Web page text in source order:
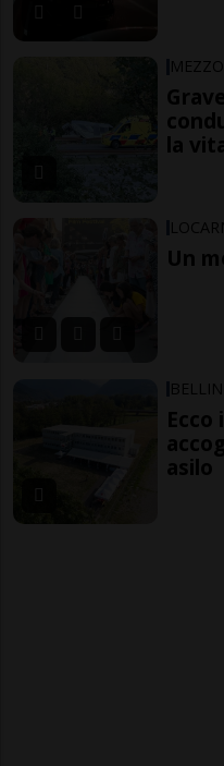
la
Un
asilo